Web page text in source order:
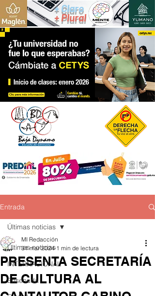
+ Claro
+ Plural
Entrada
Últimas noticias
INTERNACIONAL
Ensenada
Últimas noticias
PRESENTA SECRETARÍA
DE CULTURA AL
MI Redacción
31 mar 2024 1 min de lectura